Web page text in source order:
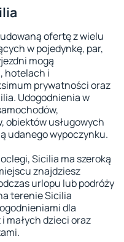
ofertę z wielu
w pojedynkę, par,
mogą
hotelach i
prywatności oraz
Udogodnienia w
obiektów usługowych
udanego wypoczynku.
Sicilia ma szeroką
znajdziesz
urlopu lub podróży
terenie Sicilia
dla
małych dzieci oraz